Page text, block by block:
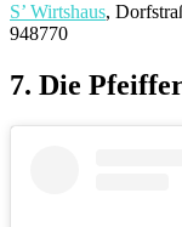
S’ Wirtshaus,
948770
7. Die